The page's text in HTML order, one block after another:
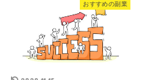
おすすめの副業